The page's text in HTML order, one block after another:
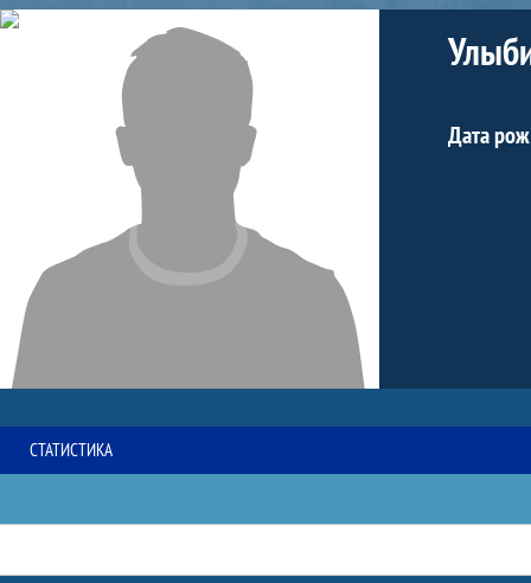
Участники-представитель-команды
Дата
СТАТИСТИКА